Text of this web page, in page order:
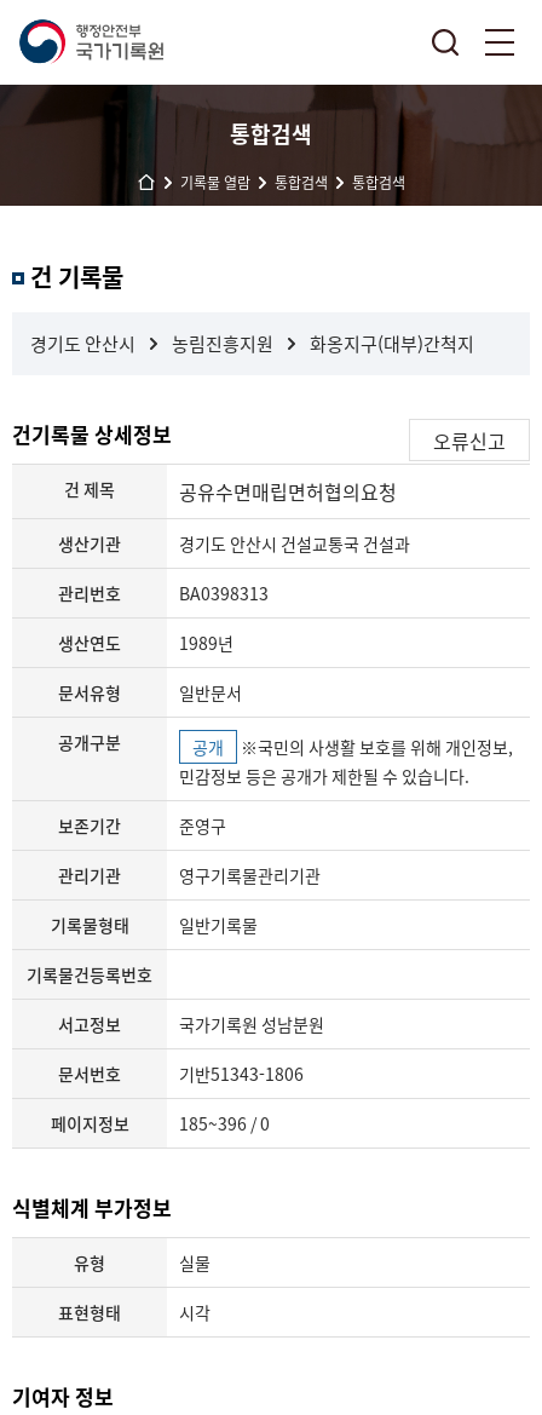
통합검색
기록물 열람 통합검색 통합검색
과 건 기록물
경기도 안산시 농림진흥지원 화옹지구(대부)간척지
건기록물 상세정보 오류신고
건 제목 공유수면매립면허협의요청
생산기관 경기도 안산시 건설교통국 건설과
관리번호 BA0398313
생산연도 1989년
문서유형 일반문서
공개구분 공개
민감정보 등은 공개가 제한될 수 있습니다.
보존기간 준영구
관리기관 영구기록물관리기관
기록물형태 일반기록물
기록물건등록번호
서고정보 국가기록원 성남분원
문서번호 기반51343-1806
페이지정보 185~396 / 0
식별체계 부가정보
유형 실물
표현형태 시각
기여자 정보